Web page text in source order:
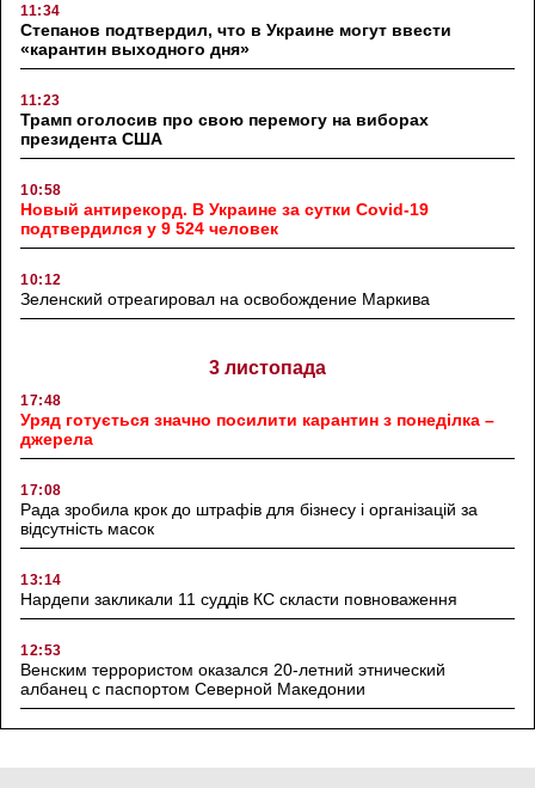
11:34
Степанов подтвердил, что в Украине могут ввести
«карантин выходного дня»
11:23
Трамп оголосив про свою перемогу на виборах
президента США
10:58
Новый антирекорд. В Украине за сутки Covid-19
подтвердился у 9 524 человек
10:12
Зеленский отреагировал на освобождение Маркива
3 листопада
17:48
Уряд готується значно посилити карантин з понеділка –
джерела
17:08
Рада зробила крок до штрафів для бізнесу і організацій за
відсутність масок
13:14
Нардепи закликали 11 суддів КС скласти повноваження
12:53
Венским террористом оказался 20-летний этнический
албанец с паспортом Северной Македонии